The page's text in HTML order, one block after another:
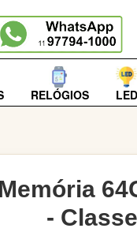
RELÓGIOS LED
-